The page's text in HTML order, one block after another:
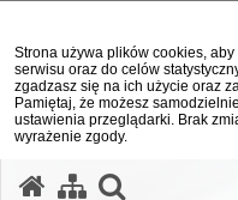
Strona używa plików cookies,
serwisu oraz do celów
zgadzasz się na ich użycie oraz
Pamiętaj, że możesz
ustawienia przeglądarki. Brak
wyrażenie zgody.